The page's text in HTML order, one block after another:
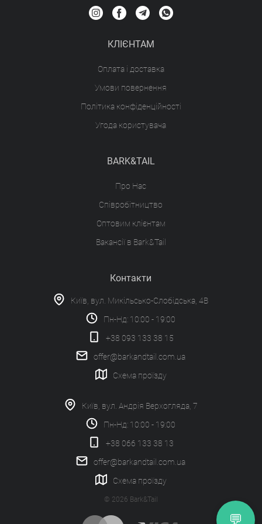
КЛІЄНТАМ
Оплата і доставка
Умови повернення
Політика конфіденційності
Угода користувача
BARK&TAIL
Про Нас
Співробітництво
Оптовим клієнтам
Вакансії в Bark&Tail
Контакти
Київ, вул. Микільсько-Слобідська, 4В
Пн-Нд: 10:00 - 19:00
+38 093 133 38 15
offer@barkandtail.com.ua
Схема проїзду
Київ, вул. Андрія Верхогляда, 7
Пн-Нд: 10:00 - 19:00
+38 066 133 38 13
offer@barkandtail.com.ua
Схема проїзду
© 2026 Bark&Tail
💬